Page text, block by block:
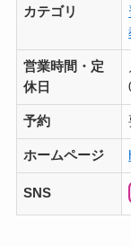
カテゴリ
営業時間・定
休日
予約
ホームページ
SNS